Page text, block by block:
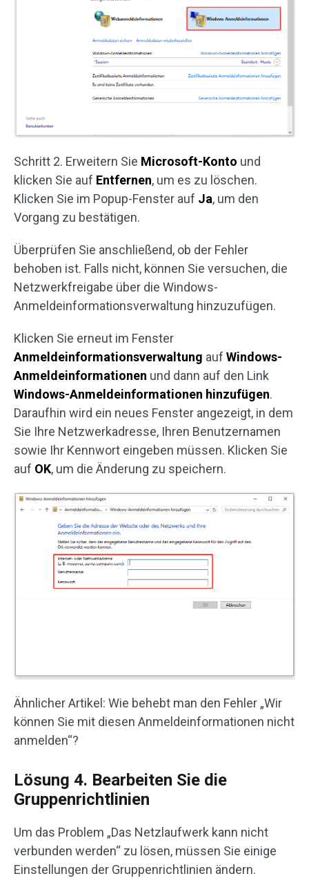
Schritt 2. Erweitern Sie Microsoft-Konto und
klicken Sie auf Entfernen, um es zu löschen.
Klicken Sie im Popup-Fenster auf Ja, um den
Vorgang zu bestätigen.
Überprüfen Sie anschließend, ob der Fehler
behoben ist. Falls nicht, können Sie versuchen, die
Netzwerkfreigabe über die Windows-
Anmeldeinformationsverwaltung hinzuzufügen.
Klicken Sie erneut im Fenster
Anmeldeinformationsverwaltung auf Windows-
Anmeldeinformationen und dann auf den Link
Windows-Anmeldeinformationen hinzufügen.
Daraufhin wird ein neues Fenster angezeigt, in dem
Sie Ihre Netzwerkadresse, Ihren Benutzernamen
sowie Ihr Kennwort eingeben müssen. Klicken Sie
auf OK, um die Änderung zu speichern.
Ähnlicher Artikel: Wie behebt man den Fehler „Wir
können Sie mit diesen Anmeldeinformationen nicht
anmelden“?
Lösung 4. Bearbeiten Sie die
Gruppenrichtlinien
Um das Problem „Das Netzlaufwerk kann nicht
verbunden werden“ zu lösen, müssen Sie einige
Einstellungen der Gruppenrichtlinien ändern.